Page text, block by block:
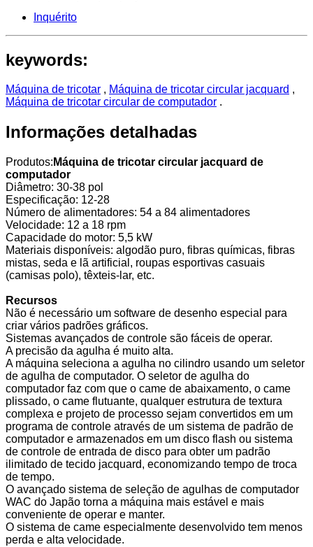
Inquérito
keywords:
Máquina de tricotar , Máquina de tricotar circular jacquard ,
Máquina de tricotar circular de computador .
Informações detalhadas
Produtos: Máquina de tricotar circular jacquard de
computador
Diâmetro: 30-38 pol
Especificação: 12-28
Número de alimentadores: 54 a 84 alimentadores
Velocidade: 12 a 18 rpm
Capacidade do motor: 5,5 kW
Materiais disponíveis: algodão puro, fibras químicas, fibras
mistas, seda e lã artificial, roupas esportivas casuais
(camisas polo), têxteis-lar, etc.
Recursos
Não é necessário um software de desenho especial para
criar vários padrões gráficos.
Sistemas avançados de controle são fáceis de operar.
A precisão da agulha é muito alta.
A máquina seleciona a agulha no cilindro usando um seletor
de agulha de computador. O seletor de agulha do
computador faz com que o came de abaixamento, o came
plissado, o came flutuante, qualquer estrutura de textura
complexa e projeto de processo sejam convertidos em um
programa de controle através de um sistema de padrão de
computador e armazenados em um disco flash ou sistema
de controle de entrada de disco para obter um padrão
ilimitado de tecido jacquard, economizando tempo de troca
de tempo.
O avançado sistema de seleção de agulhas de computador
WAC do Japão torna a máquina mais estável e mais
conveniente de operar e manter.
O sistema de came especialmente desenvolvido tem menos
perda e alta velocidade.